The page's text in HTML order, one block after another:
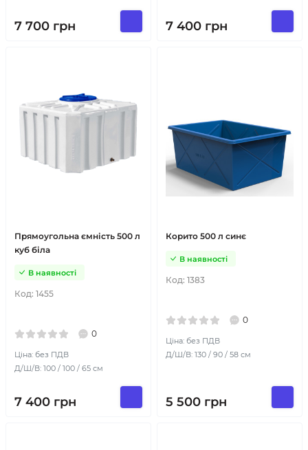
7 700 грн 7 400 грн
Прямоугольна ємність 500 л
куб біла
Код: 1455
В наявності
0
Ціна: без ПДВ
Д/Ш/В: 100 / 100 / 65 см
7 400 грн
Корито 500 л синє
Код: 1383
В наявності
0
Ціна: без ПДВ
Д/Ш/В: 130 / 90 / 58 см
5 500 грн